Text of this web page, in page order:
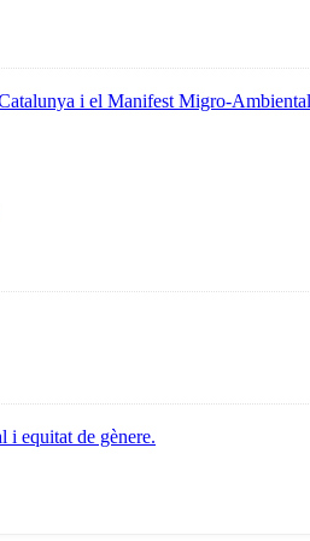
i el Manifest Migro-Ambiental
i equitat de gènere.